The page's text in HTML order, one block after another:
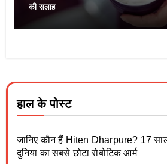
की सलाह
हाल के पोस्ट
जानिए कौन हैं Hiten Dharpure? 17
दुनिया का सबसे छोटा रोबोटिक आर्म